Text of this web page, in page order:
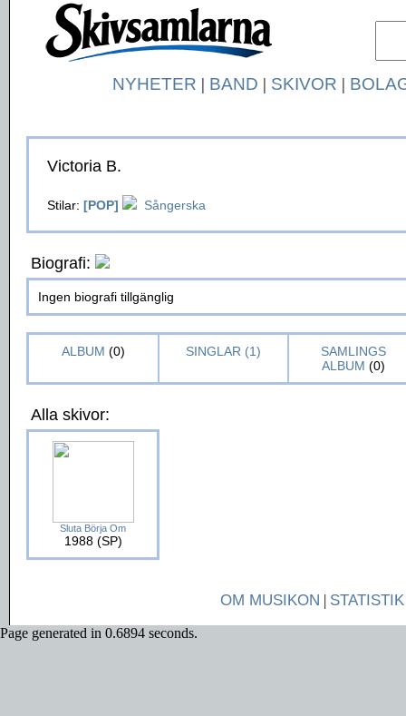
NYHETER | BAND | SKIVOR |
Victoria B.
Stilar: [POP] Sångerska
Biografi:
Ingen biografi tillgänglig
ALBUM (0) SINGLAR (1)
SAMLINGS
ALBUM (0)
Alla skivor:
Sluta Börja Om
1988 (SP)
OM MUSIKON | STATISTIK
Page generated in 0.6894 seconds.